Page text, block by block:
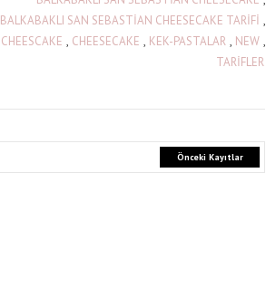
BALKABAKLI SAN SEBASTİAN CHEESECAKE TARİFİ ,
CHEESCAKE , CHEESECAKE , KEK-PASTALAR , NEW ,
TARİFLER
Önceki Kayıtlar